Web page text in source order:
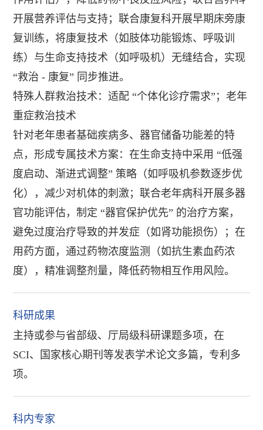
开展营养评估与支持；联合康复科开展早期床旁康
复训练，将康复技术（如肢体功能锻炼、呼吸训
练）与生命支持技术（如呼吸机）无缝结合，实现
“救治 - 康复” 同步推进。
特殊人群救治技术：适配 “个体化诊疗需求”；老年
重症救治技术
针对老年患者基础疾病多、器官储备功能差的特
点，形成专属技术方案：在生命支持中采用 “低强
度启动、渐进式调整” 策略（如呼吸机参数逐步优
化），减少对机体的刺激；联合老年病科开展多器
官功能评估，制定 “器官保护优先” 的治疗方案，
避免过度治疗导致的并发症（如肾功能损伤）；在
用药方面，通过药物浓度监测（如抗生素血药浓
度），精准调整剂量，降低药物相互作用风险。
科研成果
主持或参与省部级、厅局级科研课题多项，在
SCI、国家核心期刊等发表学术论文多篇，专利多
项。
科内专家